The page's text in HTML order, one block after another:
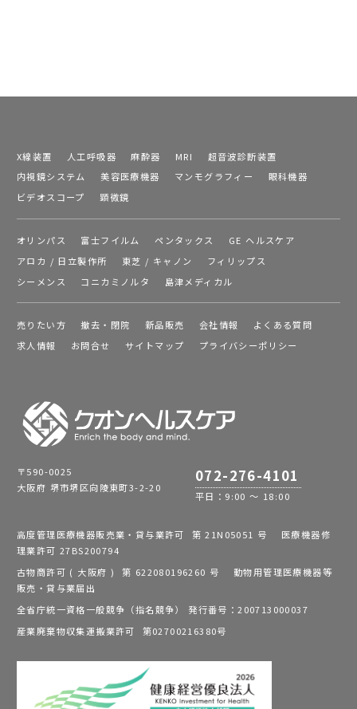
X線装置 人工呼吸器 麻酔器 MRI
超音波診断装置
内視鏡システム
美容医療機器 マンモグラフィー
眼科機器
ビデオスコープ
顕微鏡
オリンパス 富士フイルム ペンタックス
GE ヘルスケア
アロカ / 日立製作所
東芝 / キャノン
フィリップス
シーメンス
コニカミノルタ 島津メディカル
売りたい方 撤去・閉院 新品販売 会社情報
よくある質問
求人情報
お問合せ サイトマップ プライバシーポリシー
〒590-0025
大阪府 堺市堺区向陵東町3-2-20
072-276-4101
平日：9:00 ～ 18:00
高度管理医療機器販売業・貸与業許可 第 21N05051 号 医療機器修
理業許可 27BS200794
古物商許可 ( 大阪府 ) 第 622080196260 号 動物用管理医療機器等
販売・貸与業届出
全省庁統一資格一般競争（指名競争） 発行番号：200713000037
産業廃棄物収集運搬業許可 第02700216380号